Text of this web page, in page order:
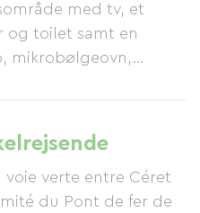
med tv, et
og toilet samt en
mikrobølgeovn,
og familiens
Der er et
med noget
en højtryksrenser. Der
voie verte entre Céret